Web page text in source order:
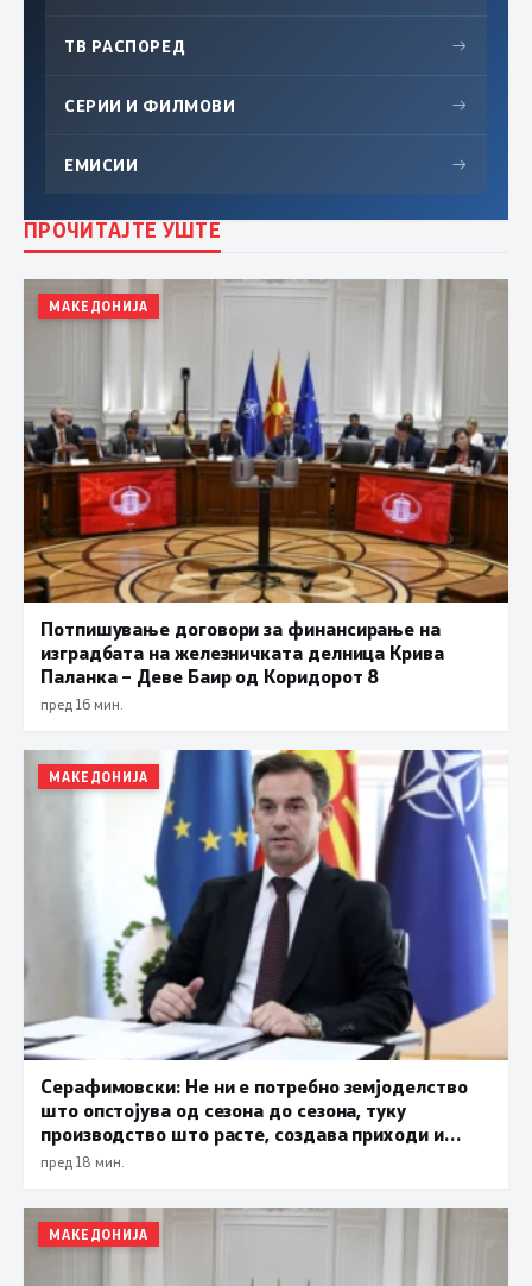
ТВ РАСПОРЕД →
СЕРИИ И ФИЛМОВИ →
ЕМИСИИ →
ПРОЧИТАЈТЕ УШТЕ
МАКЕДОНИЈА
Потпишување договори за финансирање на
изградбата на железничката делница Крива
Паланка – Деве Баир од Коридорот 8
пред 16 мин.
МАКЕДОНИЈА
Серафимовски: Не ни е потребно земјоделство
што опстојува од сезона до сезона, туку
производство што расте, создава приходи и
обезбедува храна за државата
пред 18 мин.
МАКЕДОНИЈА